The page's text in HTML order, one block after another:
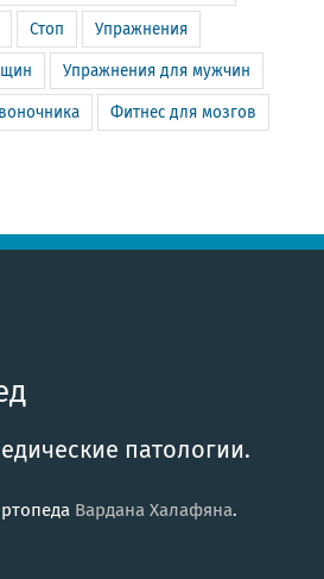
Стоп Упражнения
Упражнения для мужчин
Фитнес для мозгов
патологии.
Вардана Халафяна.